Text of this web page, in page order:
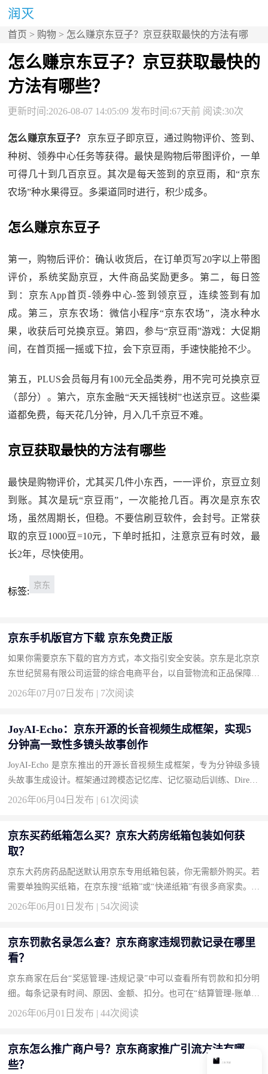
首页 > 购物 > 怎么赚京东豆子？京豆获取最快的方法有哪
怎么赚京东豆子？京豆获取最快的
方法有哪些？
更新时间:2026-08-07 14:05:09 发布时间:67天前 阅读:30次
怎么赚京东豆子？
京东豆子即京豆，通过购物评价、签到、
种树、领券中心任务等获得。最快是购物后带图评价，一单
可得几十到几百京豆。其次是每天签到的京豆雨，和“京东
农场”种水果得豆。多渠道同时进行，积少成多。
怎么赚京东豆子
第一，购物后评价：确认收货后，在订单页写20字以上带图
评价，系统奖励京豆，大件商品奖励更多。第二，每日签
到：京东App首页-领券中心-签到领京豆，连续签到有加
成。第三，京东农场：微信小程序“京东农场”，浇水种水
果，收获后可兑换京豆。第四，参与“京豆雨”游戏：大促期
间，在首页摇一摇或下拉，会下京豆雨，手速快能抢不少。
第五，PLUS会员每月有100元全品类券，用不完可兑换京豆
（部分）。第六，京东金融“天天摇钱树”也送京豆。这些渠
道都免费，每天花几分钟，月入几千京豆不难。
京豆获取最快的方法有哪些
最快是购物评价，尤其买几件小东西，一一评价，京豆立刻
到账。其次是玩“京豆雨”，一次能抢几百。再次是京东农
场，虽然周期长，但稳。不要信刷豆软件，会封号。正常获
取的京豆1000豆=10元，下单时抵扣，注意京豆有时效，最
长2年，尽快使用。
标签:
京东
京东手机版官方下载 京东免费正版
如果你需要京东下载的官方方式，本文指引安全安装。京东是北京京
东世纪贸易有限公司运营的综合电商平台，以自营物流和正品保障著
称。按此获取正版，畅享品质购物。 下载地址：京东官方下载 为...
2026年07月07日发布 | 7次阅读
JoyAI-Echo：京东开源的长音视频生成框架，实现5
分钟高一致性多镜头故事创作
JoyAI-Echo 是京东推出的开源长音视频生成框架，专为分钟级多镜
头故事生成设计。框架通过跨模态记忆库、记忆驱动后训练、Directo
r Agent 对话式编辑和轻量化实时超分四大技术创新，解决长视频...
2026年06月04日发布 | 61次阅读
京东买药纸箱怎么买？京东大药房纸箱包装如何获
取？
京东大药房药品配送默认用京东专用纸箱包装，你无需额外购买。若
需要单独购买纸箱，在京东搜“纸箱”或“快递纸箱”有很多商家卖。京
东自营也有“搬家纸箱”可购。买药时如需格外加固，下单备注“加
2026年06月01日发布 | 54次阅读
京东罚款名录怎么查？京东商家违规罚款记录在哪里
看？
京东商家在后台“奖惩管理-违规记录”中可以查看所有罚款和扣分明
细。每条记录有时间、原因、金额、扣分。也可在“结算管理-账单明
细”中查到扣款。如果对罚款有异议，在违规记录里点“申诉”。 京
2026年06月01日发布 | 44次阅读
京东怎么推广商户号？京东商家推广引流方法有哪
些？